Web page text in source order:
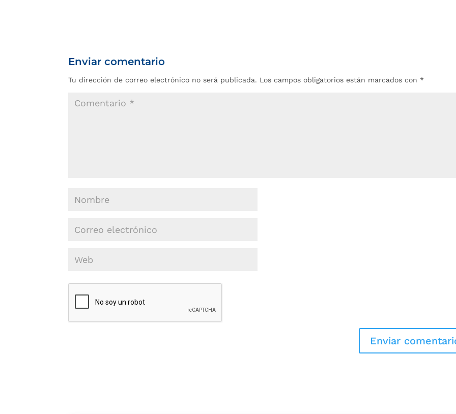
Enviar comentario
Tu dirección de correo electrónico no será publicada. Los campos obligatorios están marcados con *